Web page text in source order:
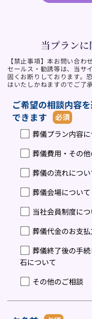
当プラン
【禁止事項】本お問い合わ
セールス・勧誘等は、当サ
固くお断りしております。
はいたしかねますのでご了
ご希望の相談内容
できます
必須
葬儀プラン内容
葬儀費用・その
葬儀の流れについ
葬儀会場について
当社会員制度に
葬儀代金のお支
葬儀終了後の手
石について
その他のご相談